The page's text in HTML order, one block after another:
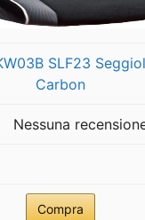
SLF23
Carbon
Nessuna
Compra